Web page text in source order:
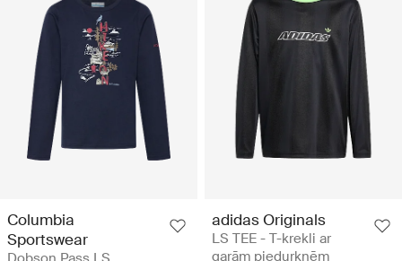
Columbia
Sportswear
adidas Originals
LS TEE - T-krekli ar
garām piedurknēm